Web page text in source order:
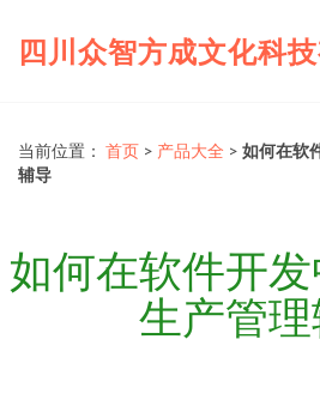
四川众智方成文化科
当前位置： 首页 > 产品大全 > 如何在软
辅导
如何在软件开
生产管